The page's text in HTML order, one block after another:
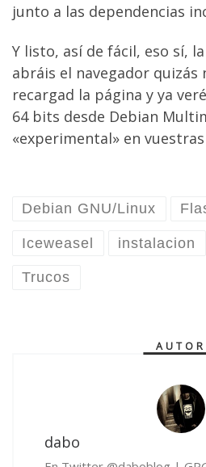
junto a las dependencias
Y listo, así de fácil, eso sí,
abráis el navegador quizás
recargad la página y ya
64 bits desde Debian
«experimental» en
Debian GNU/Linux
Iceweasel instalacion
Trucos
AUTOR
dabo